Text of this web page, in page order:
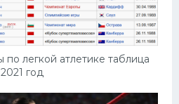
легкой атлетике таблица
2021 год